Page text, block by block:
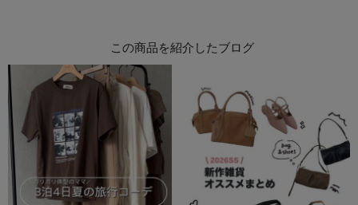
この商品を紹介したブログ